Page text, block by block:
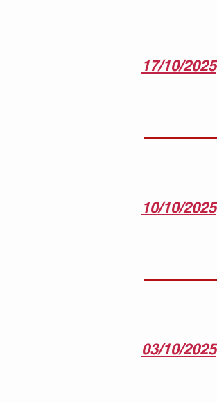
17/10/2025
10/10/2025
03/10/2025